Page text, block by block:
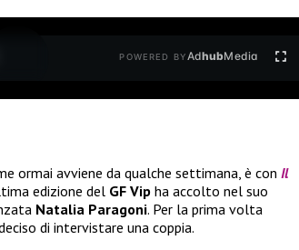
POWERED BYAdhubMedia
ormai avviene da qualche settimana, è con Il
edizione del GF Vip ha accolto nel suo
Natalia Paragoni. Per la prima volta
di intervistare una coppia.